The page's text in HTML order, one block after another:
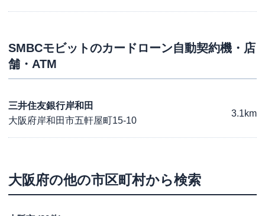
SMBCモビットのカードローン自動契約機・店
舗・ATM
三井住友銀行岸和田
大阪府岸和田市五軒屋町15-10
3.1km
大阪府の他の市区町村から検索